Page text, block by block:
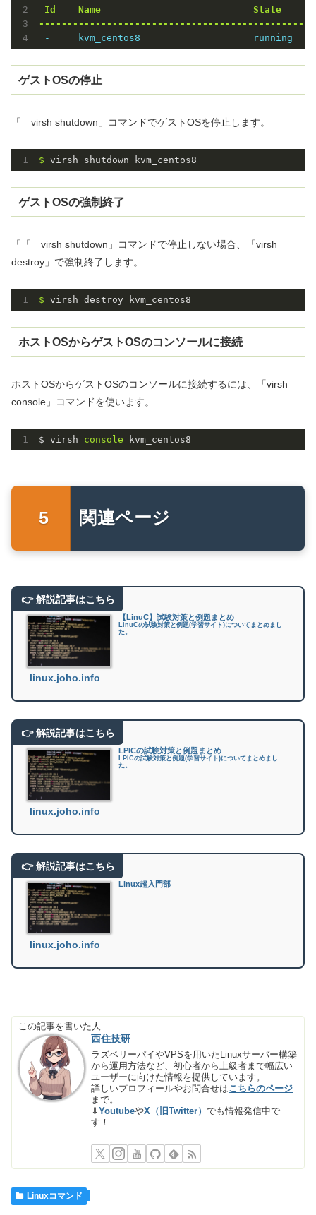
Id    Name                           State
-     kvm_centos8                    running
ゲストOSの停止
「 virsh shutdown」コマンドでゲストOSを停止します。
$ virsh shutdown kvm_centos8
ゲストOSの強制終了
「「 virsh shutdown」コマンドで停止しない場合、「virsh
destroy」で強制終了します。
$ virsh destroy kvm_centos8
ホストOSからゲストOSのコンソールに接続
ホストOSからゲストOSのコンソールに接続するには、「virsh
console」コマンドを使います。
$ virsh console kvm_centos8
関連ページ
【LinuC】試験対策と例題まとめ
LinuCの試験対策と例題(学習サイト)についてまとめまし
た。
linux.joho.info
LPICの試験対策と例題まとめ
LPICの試験対策と例題(学習サイト)についてまとめまし
た。
linux.joho.info
Linux超入門部
linux.joho.info
この記事を書いた人
西住技研
ラズベリーパイやVPSを用いたLinuxサーバー構築
から運用方法など、初心者から上級者まで幅広い
ユーザーに向けた情報を提供しています。
詳しいプロフィールやお問合せはこちらのページ
まで。
⇓ YoutubeやX（旧Twitter）でも情報発信中で
す！
Linuxコマンド